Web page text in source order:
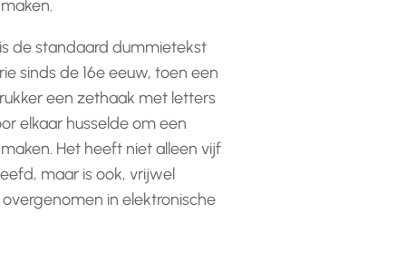
de standaard dummietekst
sinds de 16e eeuw, toen een
een zethaak met letters
elkaar husselde om een
Het heeft niet alleen vijf
maar is ook, vrijwel
in elektronische